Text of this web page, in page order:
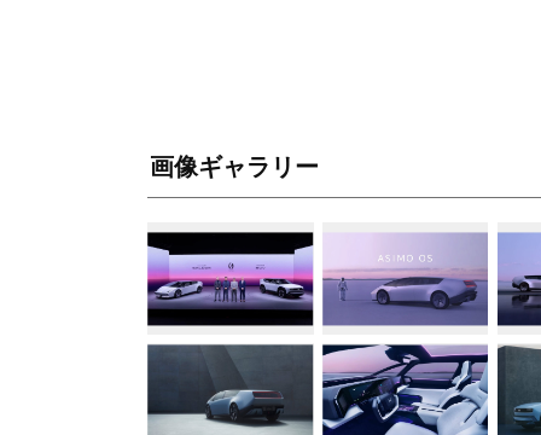
画像ギャラリー